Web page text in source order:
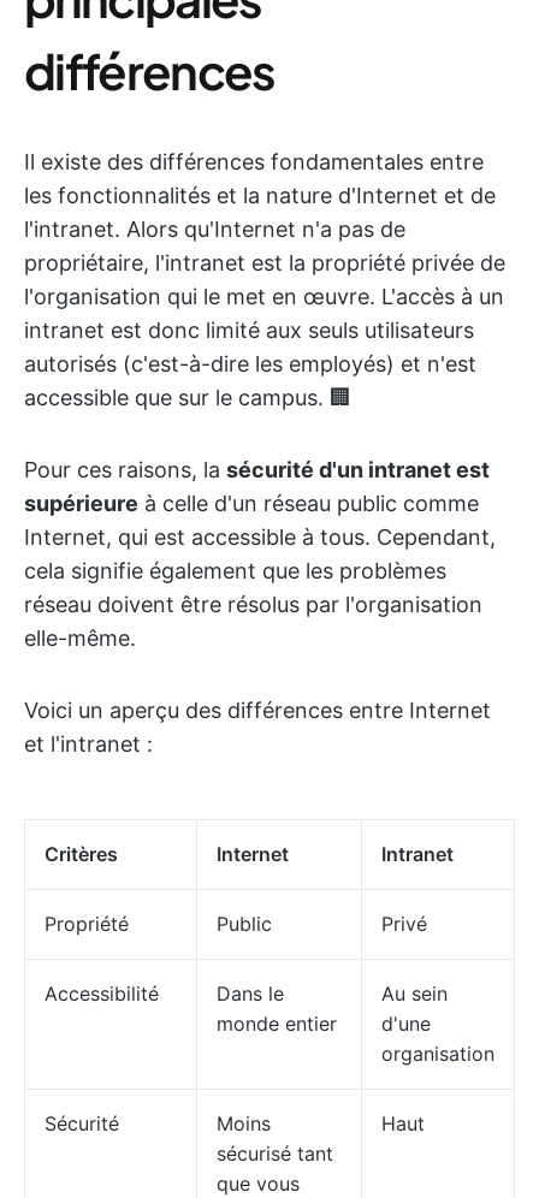
différences
Il existe des différences fondamentales entre
les fonctionnalités et la nature d'Internet et de
l'intranet. Alors qu'Internet n'a pas de
propriétaire, l'intranet est la propriété privée de
l'organisation qui le met en œuvre. L'accès à un
intranet est donc limité aux seuls utilisateurs
autorisés (c'est-à-dire les employés) et n'est
accessible que sur le campus. 🏢
Pour ces raisons, la sécurité d'un intranet est
supérieure à celle d'un réseau public comme
Internet, qui est accessible à tous. Cependant,
cela signifie également que les problèmes
réseau doivent être résolus par l'organisation
elle-même.
Voici un aperçu des différences entre Internet
et l'intranet :
Critères Internet Intranet
Propriété Public Privé
Accessibilité
Dans le
monde entier
Au sein
d'une
organisation
Sécurité
Moins
sécurisé tant
que vous
Haut